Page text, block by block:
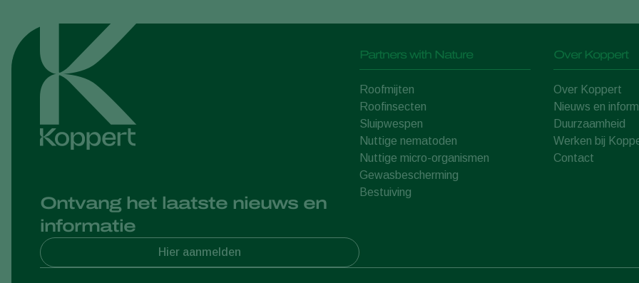
Ontvang het laatste nieuws en
informatie
Hier aanmelden
Partners with Nature
Roofmijten
Roofinsecten
Sluipwespen
Nuttige nematoden
Nuttige micro-organismen
Gewasbescherming
Bestuiving
Over Koppert
Over Koppert
Nieuws en
Duurzaamheid
Werken bij
Contact